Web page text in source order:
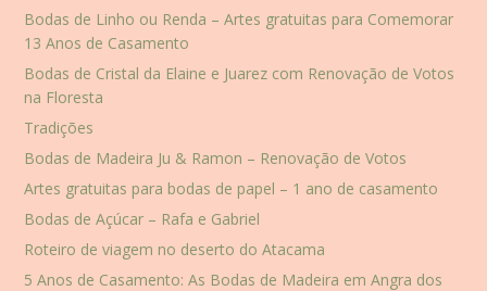
Bodas de Linho ou Renda – Artes gratuitas para Comemorar
13 Anos de Casamento
Bodas de Cristal da Elaine e Juarez com Renovação de Votos
na Floresta
Tradições
Bodas de Madeira Ju & Ramon – Renovação de Votos
Artes gratuitas para bodas de papel – 1 ano de casamento
Bodas de Açúcar – Rafa e Gabriel
Roteiro de viagem no deserto do Atacama
5 Anos de Casamento: As Bodas de Madeira em Angra dos